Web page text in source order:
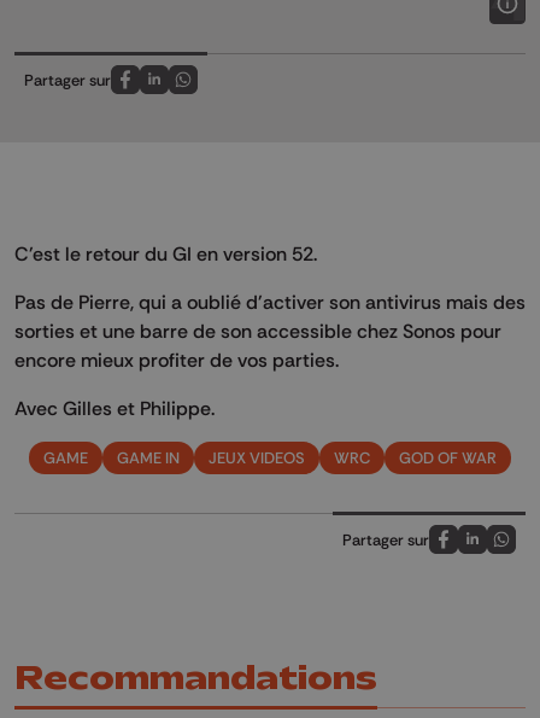
Partager sur
Partagez sur FaceBook
Partagez sur LinkedIn
Partagez sur Whatsapp
C'est le retour du GI en version 52.
Pas de Pierre, qui a oublié d'activer son antivirus mais des
sorties et une barre de son accessible chez Sonos pour
encore mieux profiter de vos parties.
Avec Gilles et Philippe.
GAME GAME IN JEUX VIDEOS WRC GOD OF WAR
Partager sur
Partagez sur
Partagez
Recommandations